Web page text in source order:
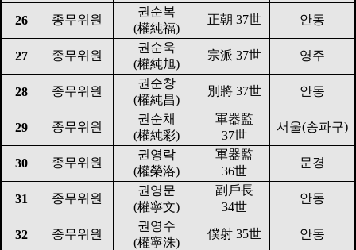
26 종무위원
권순복
(權純福)
正朝 37世 안동
27 종무위원
권순욱
(權純旭)
宗派 37世 영주
28 종무위원
권순창
(權純昌)
別將 37世 안동
29 종무위원
권순채
(權純彩)
軍器監
37世
서울(송파구)
30 종무위원
권영락
(權榮洛)
軍器監
36世
문경
31 종무위원
권영문
(權寧文)
副戶長
34世
안동
32 종무위원
권영수
(權寧洙)
僕射 35世 안동